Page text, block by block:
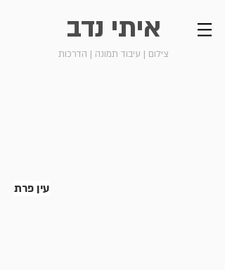
איתי נדב
צילום | עיבוד תמונה | הדרכות
עין פרת